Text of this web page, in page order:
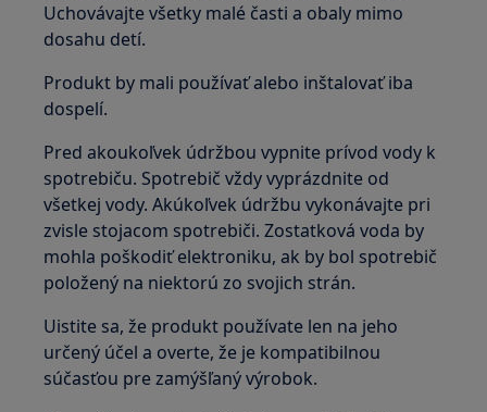
Uchovávajte všetky malé časti a obaly mimo
dosahu detí.
Produkt by mali používať alebo inštalovať iba
dospelí.
Pred akoukoľvek údržbou vypnite prívod vody k
spotrebiču. Spotrebič vždy vyprázdnite od
všetkej vody. Akúkoľvek údržbu vykonávajte pri
zvisle stojacom spotrebiči. Zostatková voda by
mohla poškodiť elektroniku, ak by bol spotrebič
položený na niektorú zo svojich strán.
Uistite sa, že produkt používate len na jeho
určený účel a overte, že je kompatibilnou
súčasťou pre zamýšľaný výrobok.